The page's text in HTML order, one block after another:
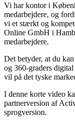
Vi har kontor i
medarbejdere, og
vi et stærkt og
Online GmbH i
medarbejdere.
Det betyder, at du
og 360-graders
vil på det tyske
I denne korte video
partnerversion af
sprogversion.